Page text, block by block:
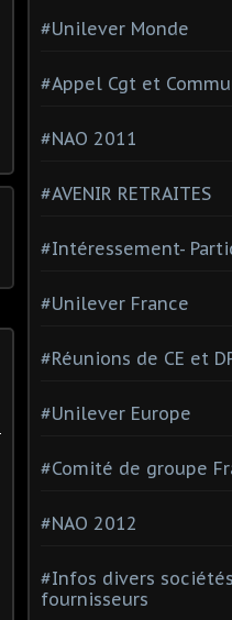
#Unilever Monde
#Appel Cgt et
#NAO 2011
#AVENIR RETRAITES
#Intéressement-
#Unilever France
#Réunions de CE et
#Unilever Europe
#Comité de groupe
#NAO 2012
#Infos divers
fournisseurs